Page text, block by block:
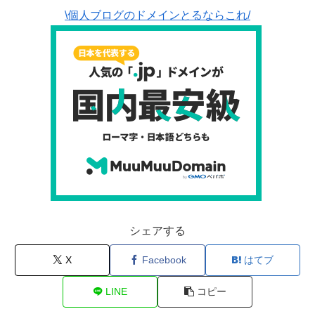
\個人ブログのドメインとるならこれ/
シェアする
X Facebook はてブ
LINE コピー